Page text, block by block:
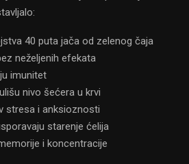
40 puta jača od zelenog čaja
neželjenih efekata
imunitet
nivo šećera u krvi
stresa i anksioznosti
starenje ćelija
i koncentracije